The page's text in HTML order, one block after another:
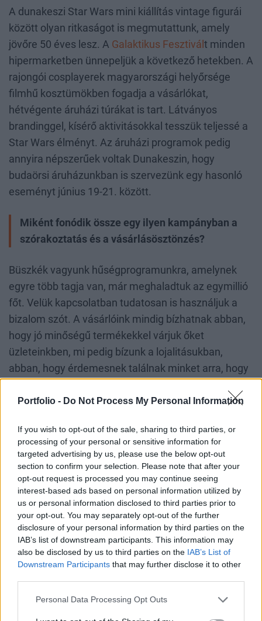
Portfolio - Do Not Process My Personal Information
If you wish to opt-out of the sale, sharing to third parties, or
processing of your personal or sensitive information for
targeted advertising by us, please use the below opt-out
section to confirm your selection. Please note that after your
opt-out request is processed you may continue seeing
interest-based ads based on personal information utilized by
us or personal information disclosed to third parties prior to
your opt-out. You may separately opt-out of the further
disclosure of your personal information by third parties on the
IAB’s list of downstream participants. This information may
also be disclosed by us to third parties on the IAB’s List of
Downstream Participants that may further disclose it to other
Personal Data Processing Opt Outs
A dunakeszi Star Wars mini kiállítás vintage figurái
között olyan ritkaságot is megmutattunk, amely
jövőre 50 éves lesz. A Galaktikus Fesztivál t minden
hipermarketben ünnepeljük a következő hetekben. A
rajongói cosplayerek magyarországi helyőrsége
filmhű kosztümökben fogadja a vásárlókat,
hétvégente áruházi túrákat is tart. Látványos
brandinggel, kísérő aktivitásokkal tesszük teljessé a
Star Wars élményt. Az áruházi programok pedig
annyira népszerűek voltak Dunakeszin, hogy
budaörsi áruházunkban is szervezünk egy hasonló
eseményt június 19-21. között.
Miként fonódik össze egy ilyen kampányban a
szórakoztatás és a vásárlásösztönzés?
Büszkék vagyunk hűségprogramunkra, amelynek
egyre több tagja van, már meghaladtuk az egymillió
főt. Velük kapcsolatban tudatosan is használjuk a
bizalom szót. A vásárlóink mindig bízhatnak abban,
hogy jó minőségű termékekkel várjuk őket
üzleteinkben, mi pedig bízunk a lojalitásukban,
abban, hogy érdemesnek találnak minket arra, hogy
törzsvásárlóinkat természetesen a legnagyobb
pontgyűjtésen és nekik szóló akciókon kívül
ajándékokkal, nyereményjátékokkal köszönjük meg
a hűségüket. Sőt, törzsvásárlóink a
partnerprogramunkon keresztül számos egyéb
szolgáltatást is kedvezményesen tudnak igénybe
venni,
PÉLDÁUL EGÉSZSÉGBIZTOSÍTÁST 20%
KEDVEZMÉNNYEL, VAGY REPTÉRI
TRANSZTFERT 15% KEDVEZMÉNNYEL.
A Galaktikus Fesztivál esetében pedig szintén ebben